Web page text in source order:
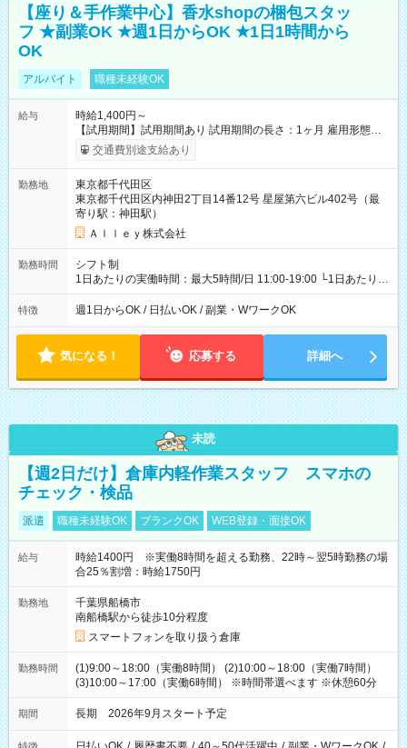
【座り＆手作業中心】香水shopの梱包スタッ
フ ★副業OK ★週1日からOK ★1日1時間から
OK
アルバイト 職種未経験OK
給与
時給1,400円～
【試用期間】試用期間あり 試用期間の長さ：1ヶ月 雇用形態、
給与は本採用時と同じです。
交通費別途支給あり
勤務地
東京都千代田区
東京都千代田区内神田2丁目14番12号 星屋第六ビル402号（最
寄り駅：神田駅）
Ａｌｌｅｙ株式会社
勤務時間
シフト制
1日あたりの実働時間：最大5時間/日 11:00-19:00 └1日あたりの
実働時間：1-5時間 └上記の時間帯内であれば、いつでも勤務可
能！ └平日・土曜日の中で、お好きな曜日でご勤務いただけま
18:00 などのように、自由な働き方が可能なお仕事です！
特徴 週1日からOK / 日払いOK / 副業・WワークOK
気になる！ 応募する 詳細へ
未読
【週2日だけ】倉庫内軽作業スタッフ スマホの
チェック・検品
派遣 職種未経験OK ブランクOK WEB登録・面接OK
給与
時給1400円 ※実働8時間を超える勤務、22時～翌5時勤務の場
合25％割増：時給1750円
勤務地
千葉県船橋市
南船橋駅から徒歩10分程度
スマートフォンを取り扱う倉庫
勤務時間
(1)9:00～18:00（実働8時間） (2)10:00～18:00（実働7時間）
(3)10:00～17:00（実働6時間） ※時間帯選べます ※休憩60分
期間 長期 2026年9月スタート予定